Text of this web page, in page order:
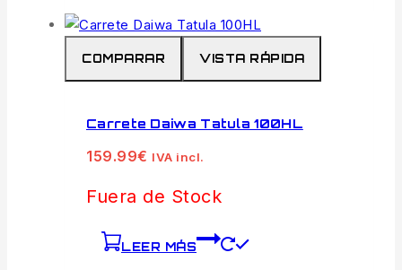
COMPARAR VISTA RÁPIDA
Carrete Daiwa Tatula 100HL
159.99€ IVA incl.
Fuera de Stock
LEER MÁS